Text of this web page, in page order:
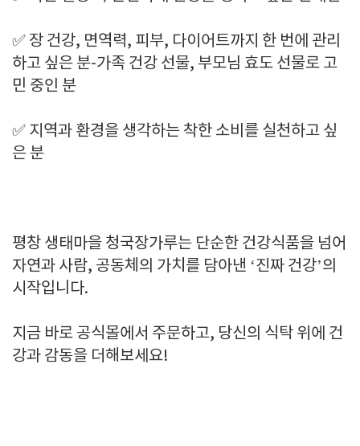
✅ 장 건강, 면역력, 피부, 다이어트까지 한 번에 관리
하고 싶은 분-가족 건강 선물, 부모님 효도 선물로 고
민 중인 분
✅ 지역과 환경을 생각하는 착한 소비를 실천하고 싶
은 분
평창 생태마을 청국장가루는 단순한 건강식품을 넘어
자연과 사람, 공동체의 가치를 담아낸 ‘진짜 건강’의
시작입니다.
지금 바로 공식몰에서 주문하고, 당신의 식탁 위에 건
강과 감동을 더해보세요!